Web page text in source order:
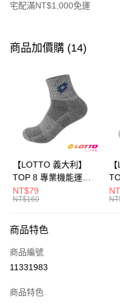
宅配滿NT$1,000免運
信用卡一次付款
Apple Pay
悠遊付
ATM付款
付款後全家取貨
每筆NT$80，滿NT$1,500(含
付款後萊爾富取貨
每筆NT$80，滿NT$3,000(含
商品加價購 (14)
【LOTTO 義大利】
TOP 8 專業機能運動
襪-加大款(灰藍-
LT9CMW8308)
NT$79
NT$160
襪
商品特色
商品編號
11331983
商品特色